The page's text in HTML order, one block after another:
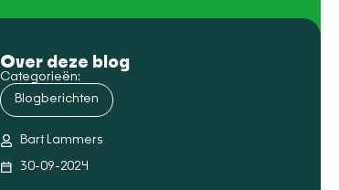
Over deze blog
Categorieën:
Blogberichten
Bart Lammers
30-09-2024